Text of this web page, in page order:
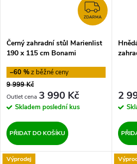
ZDARMA
Černý zahradní stůl Marienlist
190 x 115 cm Bonami
–60 %
9 999 Kč
3 990 Kč
Skladem poslední kus
PŘIDAT DO KOŠÍKU
2
Výprodej